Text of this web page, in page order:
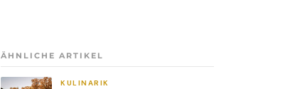
ÄHNLICHE ARTIKEL
KULINARIK